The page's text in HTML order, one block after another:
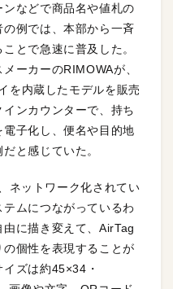
などで商品名や値札の
例では、本部から一斉
とで急速に普及した。
ーカーのRIMOWAが、
を内蔵したモデルを販売
ンカウンターで、持ち
子化し、便名や目的地
と感じていた。
ネットワーク化されてい
ムにつながっているわ
に描き変えて、AirTag
個性を表現することが
ズは約45×34・